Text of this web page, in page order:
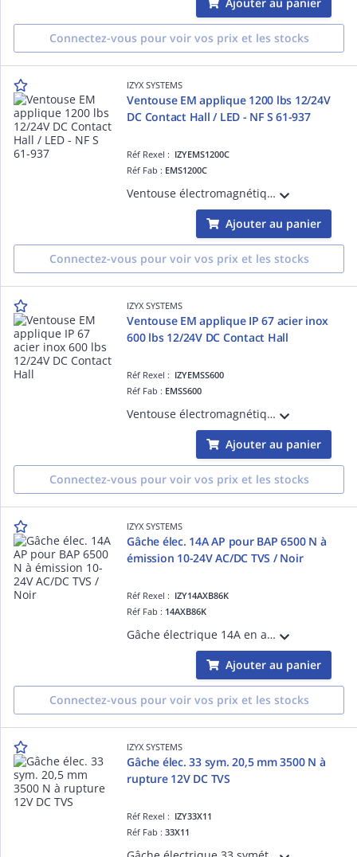
Connectez-vous pour voir vos prix et les stocks
IZYX SYSTEMS
Ventouse EM applique 1200 lbs 12/24V
DC Contact Hall / LED - NF S 61-937
Réf Rexel : IZYEMS1200C
Réf Fab : EMS1200C
Ventouse électromagnétique en applique EMS, 1200 lbs (série 550 kg), 12 ou 24V DC, à rupture de courant, 1 contact inverseur CO/NO/NF, LED d'état vert/rouge, éjecteur anti-rémanence intégré à la contreplaque, NF S 61-937
Ajouter au panier
Connectez-vous pour voir vos prix et les stocks
IZYX SYSTEMS
Ventouse EM applique IP 67 acier inox
600 lbs 12/24V DC Contact Hall
Réf Rexel : IZYEMSS600
Réf Fab : EMSS600
Ventouse électromagnétique applique EMS, IP 67, acier inox, 600 lbs (série 300 kg), à rupture de courant, 12 ou 24V DC, 1 contact inverseur CO/NO/NF, raccordement 6m de câble, éjecteur anti-rémanence intégré à la contreplaque.
Ajouter au panier
Connectez-vous pour voir vos prix et les stocks
IZYX SYSTEMS
Gâche élec. 14A AP pour BAP 6500 N à
émission 10-24V AC/DC TVS / Noir
Réf Rexel : IZY14AXB86K
Réf Fab : 14AXB86K
Gâche électrique 14A en applique pour barre anti panique, 6500 N, à émission de courant, 10-24V AC/DC, diode transil TVS intégrée, finition noir grainé
Ajouter au panier
Connectez-vous pour voir vos prix et les stocks
IZYX SYSTEMS
Gâche élec. 33 sym. 20,5 mm 3500 N à
rupture 12V DC TVS
Réf Rexel : IZY33X11
Réf Fab :33X11